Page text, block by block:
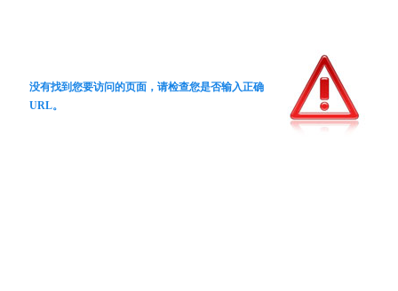
没有找到您要访问的页面，请检查您是否输入正确
URL。